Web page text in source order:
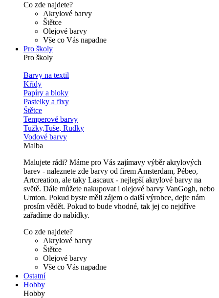
Co zde najdete?
Akrylové barvy
Štětce
Olejové barvy
Vše co Vás napadne
Pro školy
Pro školy
Barvy na textil
Křídy
Papíry a bloky
Pastelky a fixy
Štětce
Temperové barvy
Tužky,Tuše, Rudky
Vodové barvy
Malba
Malujete rádi? Máme pro Vás zajímavy výběr akrylových
barev - naleznete zde barvy od firem Amsterdam, Pébeo,
Artcreation, ale taky Lascaux - nejlepší akrylové barvy na
světě. Dále můžete nakupovat i olejové barvy VanGogh, nebo
Umton. Pokud byste měli zájem o další výrobce, dejte nám
prosím vědět. Pokud to bude vhodné, tak jej co nejdříve
zařadíme do nabídky.
Co zde najdete?
Akrylové barvy
Štětce
Olejové barvy
Vše co Vás napadne
Ostatní
Hobby
Hobby